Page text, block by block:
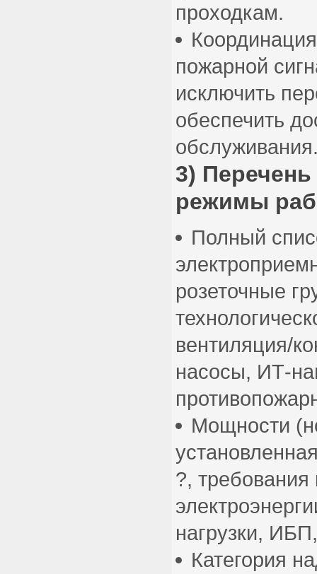
проходкам.
пожарной
исключить
обеспечить
3)
режимы
Полный
розеточные
вентиляция/
насосы, ИТ-
Мощности
?, требования
нагрузки,
Категория